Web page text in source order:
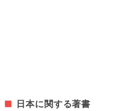
日本に関する著書